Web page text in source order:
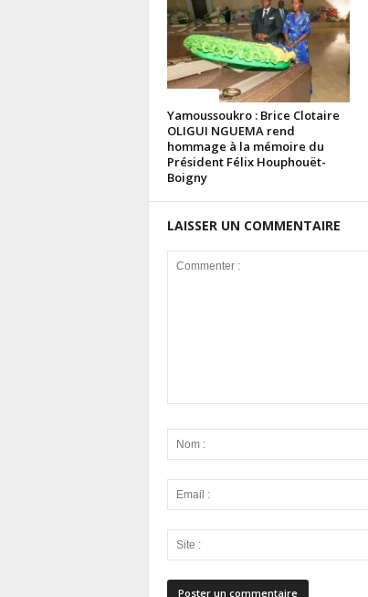
Yamoussoukro : Brice Clotaire
OLIGUI NGUEMA rend
hommage à la mémoire du
Président Félix Houphouët-
Boigny
LAISSER UN COMMENTAIRE